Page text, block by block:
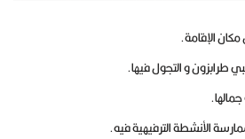
مكان الإقامة.
طرابزون و التجول فيها.
الأنشطة الترفيهية فيه.